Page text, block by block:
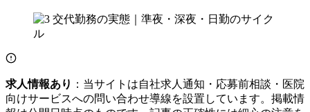
求人情報あり ：当サイトは自社求人通知・応募前相談・医院
向けサービスへの問い合わせ導線を設置しています。掲載情